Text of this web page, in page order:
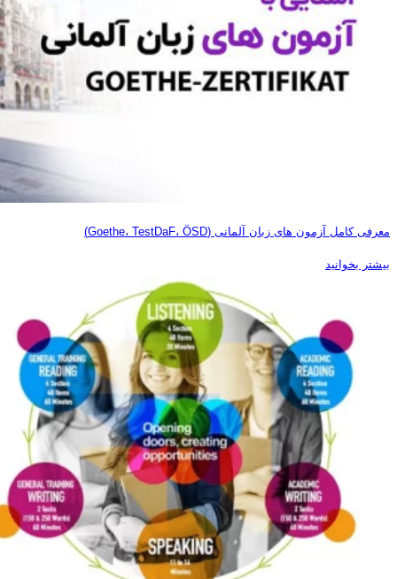
معرفی کامل آزمون‌ های زبان آلمانی (Goethe، TestDaF، ÖSD)
بیشتر بخوانید